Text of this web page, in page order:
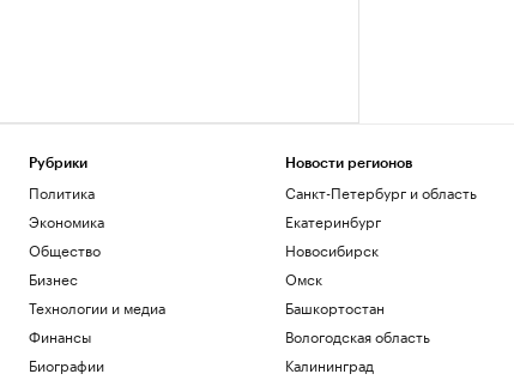
Рубрики
Политика
Экономика
Общество
Бизнес
Технологии и медиа
Финансы
Биографии
Новости регионов
Санкт-Петербург и область
Екатеринбург
Новосибирск
Омск
Башкортостан
Вологодская область
Калининград